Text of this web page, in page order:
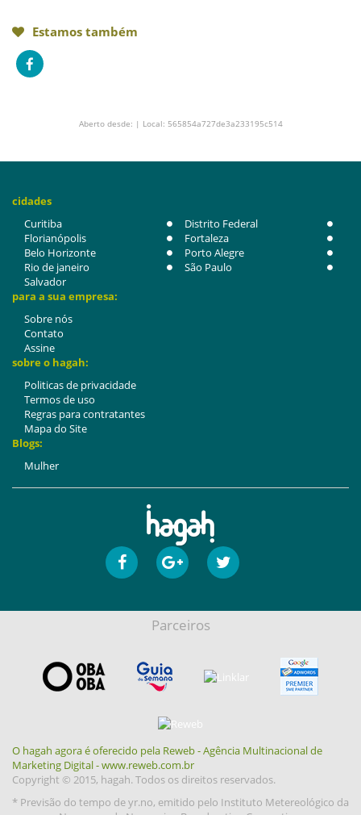
Estamos também
Aberto desde: | Local: 565854a727de3a233195c514
cidades
Curitiba
Distrito Federal
Florianópolis
Fortaleza
Belo Horizonte
Porto Alegre
Rio de janeiro
São Paulo
Salvador
para a sua empresa:
Sobre nós
Contato
Assine
sobre o hagah:
Politicas de privacidade
Termos de uso
Regras para contratantes
Mapa do Site
Blogs:
Mulher
Parceiros
O hagah agora é oferecido pela Reweb - Agência Multinacional de
Marketing Digital - www.reweb.com.br
Copyright © 2015, hagah. Todos os direitos reservados.
* Previsão do tempo de yr.no, emitido pelo Instituto Metereológico da